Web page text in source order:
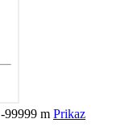
-99999 m Prikaz